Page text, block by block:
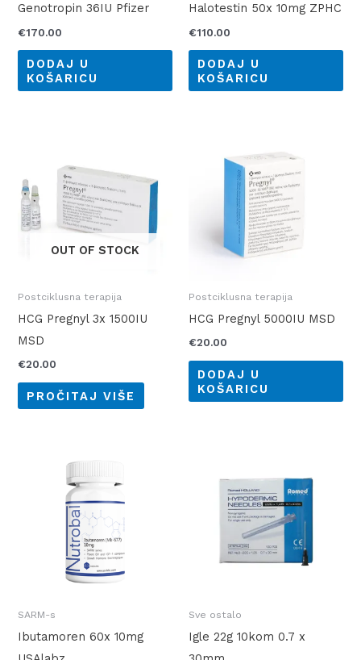
Genotropin 36IU Pfizer
€170.00
DODAJ U
KOŠARICU
Halotestin 50x 10mg ZPHC
€110.00
DODAJ U
KOŠARICU
OUT OF STOCK
Postciklusna terapija
HCG Pregnyl 3x 1500IU
MSD
€20.00
PROČITAJ VIŠE
Postciklusna terapija
HCG Pregnyl 5000IU MSD
€20.00
DODAJ U
KOŠARICU
SARM-s
Ibutamoren 60x 10mg
Sve ostalo
Igle 22g 10kom 0.7 x